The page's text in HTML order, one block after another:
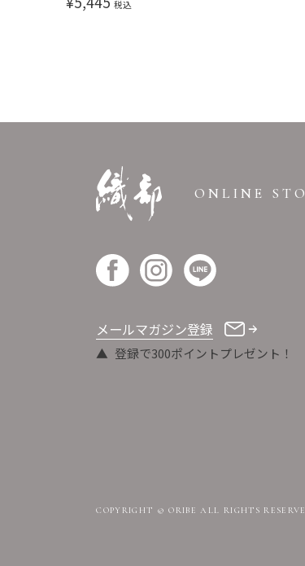
税込
ONLINE
メールマガジン登録
登録で300ポイントプレゼント！
COPYRIGHT © ORIBE ALL RIGHTS